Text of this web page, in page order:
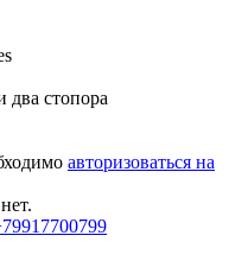
два стопора
авторизоваться на